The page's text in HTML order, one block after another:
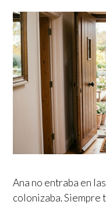
Ana no entraba en
colonizaba. Siempre